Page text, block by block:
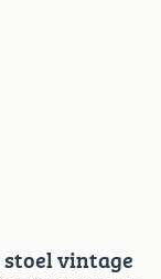
stoel vintage